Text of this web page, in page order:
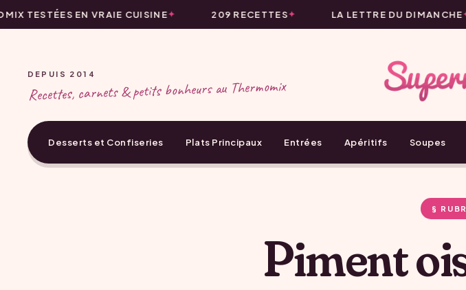
TESTÉES EN VRAIE CUISINE 209 RECETTES LA LETTRE DU DIMANCHE
DEPUIS 2014
Recettes, carnets & petits bonheurs au Thermomix
Desserts et Confiseries Plats Principaux Entrées Apéritifs Soupes
§
Piment